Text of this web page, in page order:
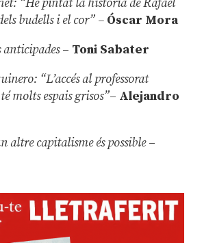
“He pintat la història de Rafael
budells i el cor” –Óscar Mora
– Toni Sabater
“L’accés al professorat
molts espais grisos”– Alejandro
altre capitalisme és possible –